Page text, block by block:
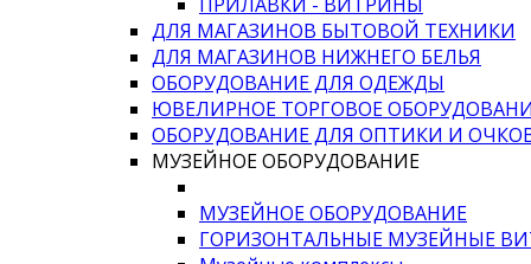
ДЛЯ МАГАЗИНОВ БЫТОВОЙ ТЕХНИКИ
ДЛЯ МАГАЗИНОВ НИЖНЕГО БЕЛЬЯ
ОБОРУДОВАНИЕ ДЛЯ ОДЕЖДЫ
ЮВЕЛИРНОЕ ТОРГОВОЕ
ОБОРУДОВАНИЕ ДЛЯ ОПТИКИ И
МУЗЕЙНОЕ ОБОРУДОВАНИЕ
МУЗЕЙНОЕ ОБОРУДОВАНИЕ
ГОРИЗОНТАЛЬНЫЕ МУЗЕЙНЫЕ